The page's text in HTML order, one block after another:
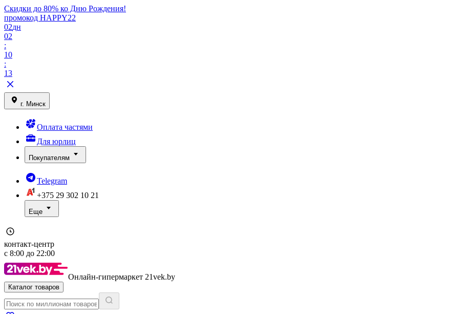
Скидки до 80% ко Дню Рождения!
промокод HAPPY22
02дн
02
:
10
:
13
г. Минск
Оплата частями
Для юрлиц
Покупателям
Telegram
+375 29 302 10 21
Еще
контакт-центр
с 8:00 до 22:00
Онлайн-гипермаркет 21vek.by
Каталог товаров